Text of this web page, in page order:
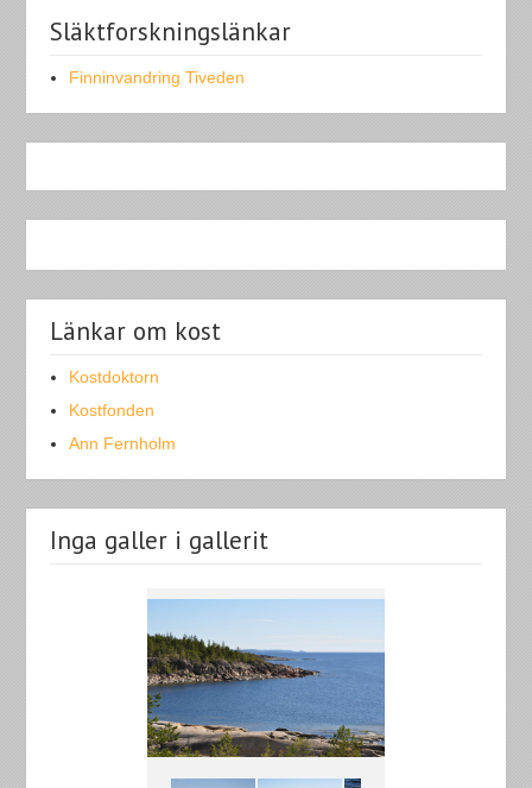
Släktforskningslänkar
Finninvandring Tiveden
Länkar om kost
Kostdoktorn
Kostfonden
Ann Fernholm
Inga galler i gallerit